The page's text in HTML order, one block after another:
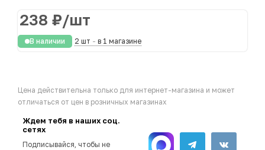
238 ₽/шт
В наличии 2 шт - в 1 магазине
Цена действительна только для интернет-магазина и может
отличаться от цен в розничных магазинах
Ждем тебя в наших соц.
сетях
Подписывайся, чтобы не